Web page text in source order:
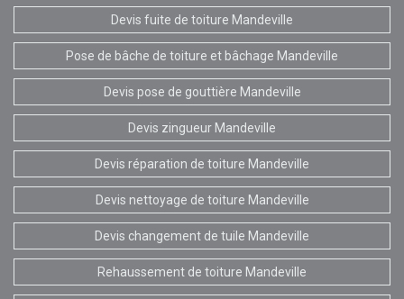
Devis fuite de toiture Mandeville
Pose de bâche de toiture et bâchage Mandeville
Devis pose de gouttière Mandeville
Devis zingueur Mandeville
Devis réparation de toiture Mandeville
Devis nettoyage de toiture Mandeville
Devis changement de tuile Mandeville
Rehaussement de toiture Mandeville